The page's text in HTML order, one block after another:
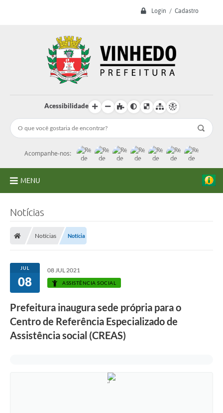
Login / Cadastro
Acessibilidade
Acompanhe-nos:
MENU
Licitações
Transparência
Concursos e Processos Seletivos
Notícias
Notícias Notícia
JUL
08
08 JUL 2021
ASSISTÊNCIA SOCIAL
Prefeitura inaugura sede própria para o
Centro de Referência Especializado de
Assistência social (CREAS)